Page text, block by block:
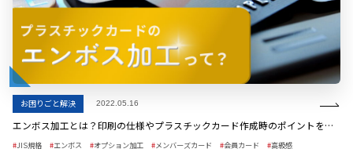
お困りごと解決 2022.05.16
エンボス加工とは？印刷の仕様やプラスチックカード作成時のポイントを解説
JIS規格 エンボス オプション加工 メンバーズカード 会員カード 高級感